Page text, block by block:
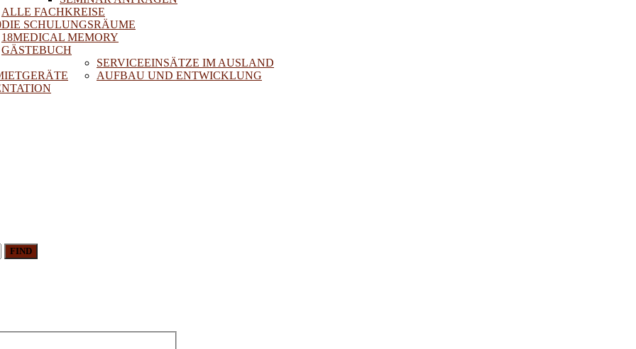
ALLE FACHKREISE
DIE SCHULUNGSRÄUME
18MEDICAL MEMORY
GÄSTEBUCH
SERVICEEINSÄTZE IM AUSLAND
AUFBAU UND ENTWICKLUNG
FIND